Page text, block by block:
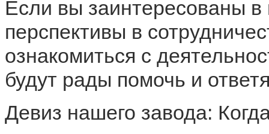
Если вы заинтересованы
перспективы в
ознакомиться с
будут рады помочь и
Девиз нашего завода: